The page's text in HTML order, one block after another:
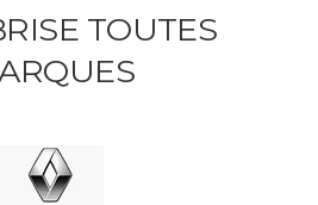
TOUTES